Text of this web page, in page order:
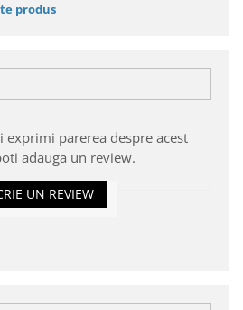
produs
exprimi parerea despre acest
adauga un review.
UN REVIEW